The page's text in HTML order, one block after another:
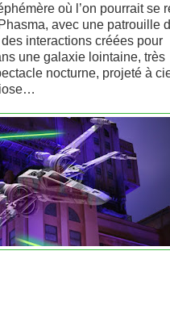
où l’on pourrait se
avec une patrouille
interactions créées pour
une galaxie lointaine, très
nocturne, projeté à